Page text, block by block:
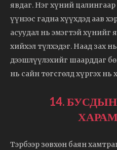
явдаг. Нэг хүний
үүнээс гадна хүүхдэд аав
асуудал нь эмэгтэй хүнийг
хийхэл түлхэдэг. Наад зах
дээшлүүлэхийг шаарддаг
нь сайн төгсгөлд хүргэх нь
14.
Тэрбээр зөвхөн баян